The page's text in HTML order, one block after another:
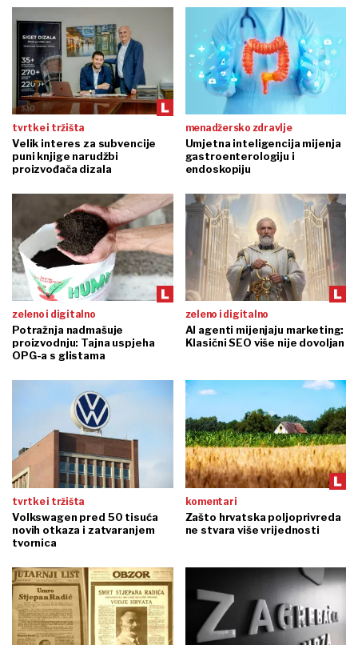
tvrtke i tržišta
Velik interes za subvencije
puni knjige narudžbi
proizvođača dizala
menadžersko zdravlje
Umjetna inteligencija mijenja
gastroenterologiju i
endoskopiju
zeleno i digitalno
Potražnja nadmašuje
proizvodnju: Tajna uspjeha
OPG-a s glistama
zeleno i digitalno
AI agenti mijenjaju marketing:
Klasični SEO više nije dovoljan
tvrtke i tržišta
Volkswagen pred 50 tisuća
novih otkaza i zatvaranjem
tvornica
komentari
Zašto hrvatska poljoprivreda
ne stvara više vrijednosti